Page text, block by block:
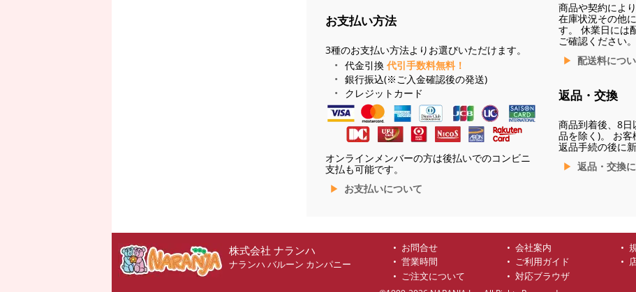
お支払い方法
3種のお支払い方法よりお選びいただけます。
代金引換 代引手数料無料！
銀行振込(※ご入金確認後の発送)
クレジットカード
オンラインメンバーの方は後払いでのコンビニ
支払も可能です。
お支払いについて
商品や契約によ
在庫状況その他
す。 休業日には
ご確認ください。
配送料につ
返品・交換
商品到着後、8日
品を除く)。 お客
返品手続の後に
返品・交換
株式会社 ナランハ
ナランハ バルーン カンパニー
お問合せ 会社案内
営業時間
ご利用ガイド
ご注文について
対応ブラウザ